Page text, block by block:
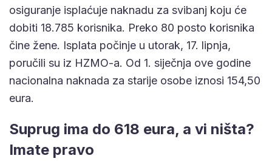
osiguranje isplaćuje naknadu za svibanj koju će
dobiti 18.785 korisnika. Preko 80 posto korisnika
čine žene. Isplata počinje u utorak, 17. lipnja,
poručili su iz HZMO-a. Od 1. siječnja ove godine
nacionalna naknada za starije osobe iznosi 154,50
eura.
Suprug ima do 618 eura, a vi ništa?
Imate pravo